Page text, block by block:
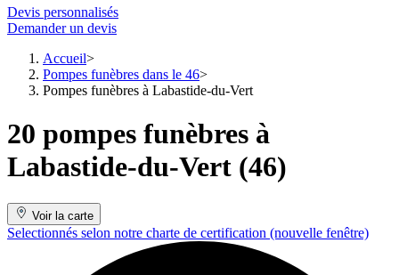
Devis personnalisés
Demander un devis
Accueil
Pompes funèbres dans le 46
Pompes funèbres à Labastide-du-Vert
20 pompes funèbres à
Labastide-du-Vert (46)
Voir la carte
Selectionnés selon notre charte de certification (nouvelle fenêtre)